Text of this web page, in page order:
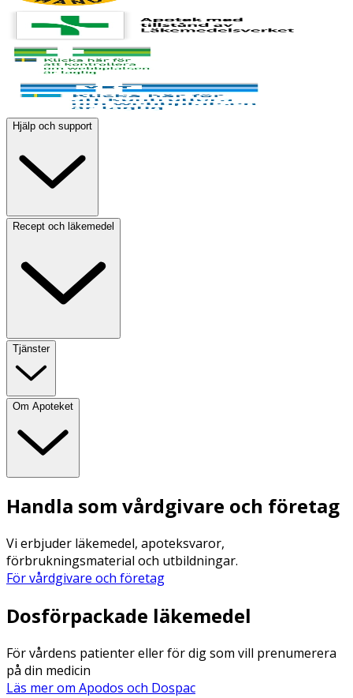
Hjälp och support
Recept och läkemedel
Tjänster
Om Apoteket
Handla som vårdgivare och företag
Vi erbjuder läkemedel, apoteksvaror,
förbrukningsmaterial och utbildningar.
För vårdgivare och företag
Dosförpackade läkemedel
För vårdens patienter eller för dig som vill prenumerera
på din medicin
Läs mer om Apodos och Dospac